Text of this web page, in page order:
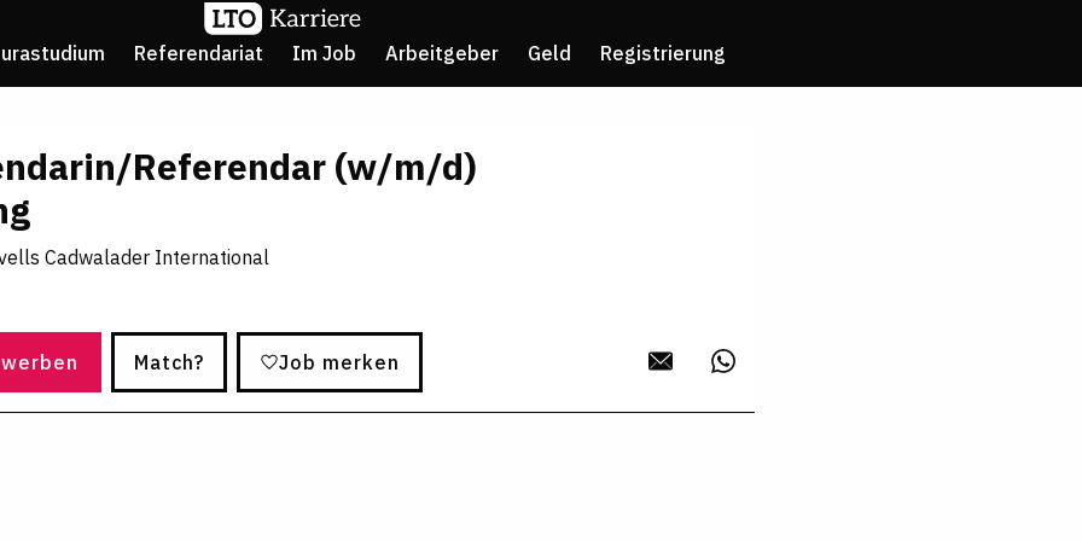
Referendariat Im Job Arbeitgeber Geld Registrierung
Referendar (w/m/d)
Cadwalader International
Match? Job merken